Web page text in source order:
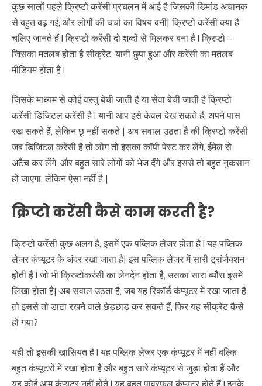
कुछ सालों पहले क्रिप्टो करेंसी प्रचलन में आई है जिसकी डिमांड अचानक
से बहुत बढ़ गई, और लोगों की चर्चा का विषय बनी| क्रिप्टो करेंसी क्या है
चलिए जानते हैं l क्रिप्टो करेंसी दो शब्दों से मिलकर बना है l क्रिप्टो –
जिसका मतलब होता है सीक्रेट, यानी छुपा हुआ और करेंसी का मतलब
मीडियम होता है l
जिसके माध्यम से कोई वस्तु बेची जाती है या सेवा बेची जाती है क्रिप्टो
करेंसी डिजिटल करेंसी है l यानी आप इसे केवल देख सकते हैं, अपने पास
रख सकते हैं, लेकिन छू नहीं सकते | अब सवाल उठता है की क्रिप्टो करेंसी
जब डिजिटल करेंसी है तो लोग तो इसका कॉपी पेस्ट कर लेंगे, ईमेल से
अटैच कर लेंगे, और बहुत सारे लोगों को भेज देंगे और इससे तो बहुत नुकसान
हो जाएगा, लेकिन ऐसा नहीं है |
क्रिप्टो करेंसी कैसे काम करती है?
क्रिप्टो करेंसी कुछ अलग है, इसमें एक पब्लिक लेजर होता है l यह पब्लिक
लेजर कंप्यूटर के अंदर रखा जाता है| इस पब्लिक लेजर में सारी ट्रांजैक्शन
होती हैं l जो भी क्रिप्टोकरंसी का लेनदेन होता है, उसका सारा ब्यौरा इसमें
लिखा होता है| अब सवाल उठता है, जब यह रिकॉर्ड कंप्यूटर में रखा जाता है
तो इससे तो डाटा रखने वाले छेड़छाड़ कर सकते हैं, फिर यह सीक्रेट कैसे
हो गया?
यही तो इसकी खासियत है l यह पब्लिक लेजर एक कंप्यूटर में नहीं बल्कि
बहुत कंप्यूटरों में रखा होता है और बहुत सारे कंप्यूटर से जुड़ा होता हैं और